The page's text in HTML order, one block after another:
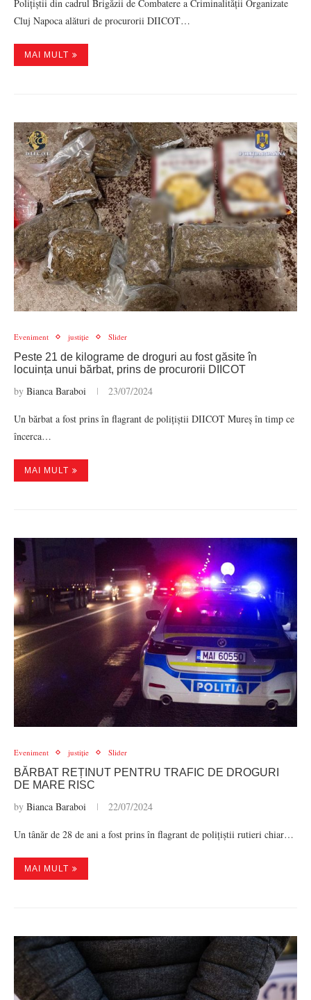
Polițiștii din cadrul Brigăzii de Combatere a Criminalității Organizate
Cluj Napoca alături de procurorii DIICOT…
MAI MULT
Eveniment justiție Slider
Peste 21 de kilograme de droguri au fost găsite în
locuința unui bărbat, prins de procurorii DIICOT
by Bianca Baraboi 23/07/2024
Un bărbat a fost prins în flagrant de polițiștii DIICOT Mureș în timp ce
încerca…
MAI MULT
Eveniment justiție Slider
BĂRBAT REȚINUT PENTRU TRAFIC DE DROGURI
DE MARE RISC
by Bianca Baraboi 22/07/2024
Un tânăr de 28 de ani a fost prins în flagrant de polițiștii rutieri chiar…
MAI MULT